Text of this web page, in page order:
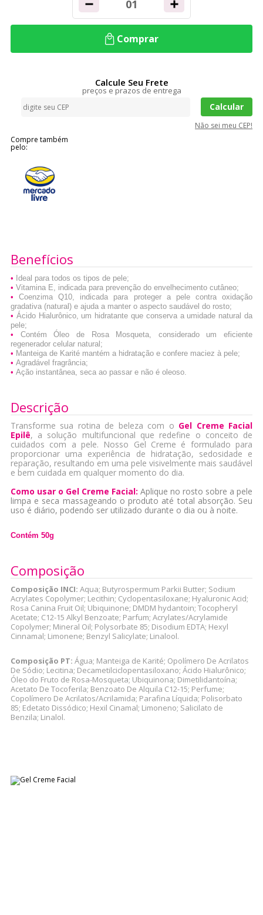
Comprar
Calcule Seu Frete
preços e prazos de entrega
Calcular
Não sei meu CEP!
Compre também
pelo:
Benefícios
• Ideal para todos os tipos de pele;
• Vitamina E, indicada para prevenção do envelhecimento cutâneo;
•Coenzima Q10, indicada para proteger a pele contra oxidação
gradativa (natural) e ajuda a manter o aspecto saudável do rosto;
• Ácido Hialurônico, um hidratante que conserva a umidade natural da
pele;
• Contém Óleo de Rosa Mosqueta, considerado um eficiente
regenerador celular natural;
• Manteiga de Karité mantém a hidratação e confere maciez à pele;
• Agradável fragrância;
• Ação instantânea, seca ao passar e não é oleoso.
Descrição
Transforme sua rotina de beleza com o Gel Creme Facial
Epilê, a solução multifuncional que redefine o conceito de
cuidados com a pele. Nosso Gel Creme é formulado para
proporcionar uma experiência de hidratação, sedosidade e
reparação, resultando em uma pele visivelmente mais saudável
e bem cuidada em qualquer momento do dia.
Como usar o Gel Creme Facial:Aplique no rosto sobre a pele
limpa e seca massageando o produto até total absorção. Seu
uso é diário, podendo ser utilizado durante o dia ou à noite.
Contém 50g
Composição
Composição INCI: Aqua; Butyrospermum Parkii Butter; Sodium
Acrylates Copolymer; Lecithin; Cyclopentasiloxane; Hyaluronic Acid;
Rosa Canina Fruit Oil; Ubiquinone; DMDM hydantoin; Tocopheryl
Acetate; C12-15 Alkyl Benzoate; Parfum; Acrylates/Acrylamide
Copolymer; Mineral Oil; Polysorbate 85; Disodium EDTA; Hexyl
Cinnamal; Limonene; Benzyl Salicylate; Linalool.
Composição PT: Água; Manteiga de Karité; Opolímero De Acrilatos
De Sódio; Lecitina; Decametilciclopentasiloxano; Ácido Hialurônico;
Óleo do Fruto de Rosa-Mosqueta; Ubiquinona; Dimetilidantoína;
Acetato De Tocoferila; Benzoato De Alquila C12-15; Perfume;
Copolímero De Acrilatos/Acrilamida; Parafina Líquida; Polisorbato
85; Edetato Dissódico; Hexil Cinamal; Limoneno; Salicilato de
Benzila; Linalol.